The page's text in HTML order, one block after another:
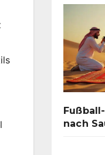
nach